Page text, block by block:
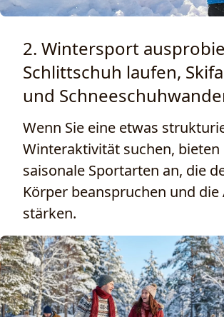
2. Wintersport
Schlittschuh laufen,
und
Wenn Sie eine etwas
Winteraktivität suchen, bieten
saisonale Sportarten an, die
Körper beanspruchen und die
stärken.